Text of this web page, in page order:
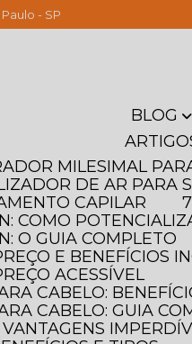
- SP
BLOG
MILESIMAL
DE AR PARA
CAPILAR
COMO
O GUIA COMPLETO
E BENEFÍCIOS
ACESSÍVEL
CABELO:
CABELO: GUIA